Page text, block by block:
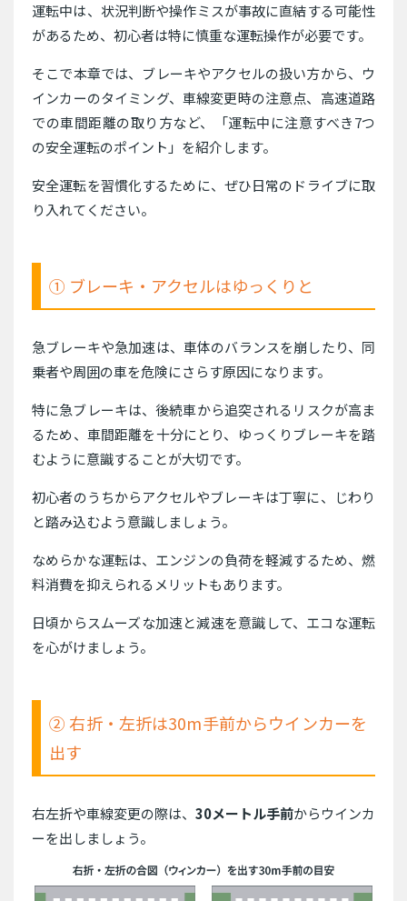
運転中は、状況判断や操作ミスが事故に直結する可能性
があるため、初心者は特に慎重な運転操作が必要です。
そこで本章では、ブレーキやアクセルの扱い方から、ウ
インカーのタイミング、車線変更時の注意点、高速道路
での車間距離の取り方など、「運転中に注意すべき7つ
の安全運転のポイント」を紹介します。
安全運転を習慣化するために、ぜひ日常のドライブに取
り入れてください。
① ブレーキ・アクセルはゆっくりと
急ブレーキや急加速は、車体のバランスを崩したり、同
乗者や周囲の車を危険にさらす原因になります。
特に急ブレーキは、後続車から追突されるリスクが高ま
るため、車間距離を十分にとり、ゆっくりブレーキを踏
むように意識することが大切です。
初心者のうちからアクセルやブレーキは丁寧に、じわり
と踏み込むよう意識しましょう。
なめらかな運転は、エンジンの負荷を軽減するため、燃
料消費を抑えられるメリットもあります。
日頃からスムーズな加速と減速を意識して、エコな運転
を心がけましょう。
② 右折・左折は30m手前からウインカーを
出す
右左折や車線変更の際は、 30メートル手前からウインカ
ーを出しましょう。